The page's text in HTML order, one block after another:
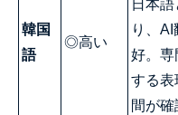
韓国
語
◎高い
日本
り、AI
好。専
する表
間が確